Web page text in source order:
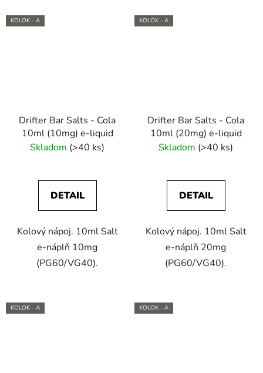
KOLOK - A
Drifter Bar Salts - Cola
10ml (10mg) e-liquid
Skladom (>40 ks)
DETAIL
Kolový nápoj. 10ml Salt
e-náplň 10mg
(PG60/VG40).
KOLOK - A
Drifter Bar Salts - Cola
10ml (20mg) e-liquid
Skladom (>40 ks)
DETAIL
Kolový nápoj. 10ml Salt
e-náplň 20mg
(PG60/VG40).
KOLOK - A KOLOK - A